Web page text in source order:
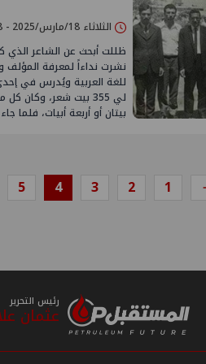
الثلاثاء 18/مارس/2025 - 06:18 ص
ظللت أبحث عن الشاعر
نشرت نداءاً لمعرفة
للغة العربية ويُدرس في
لي 355 بيت شعر،
بيتان أو أربعة أبيات، فلما
1
2
3
4
5
رئيس التحرير
عثمان